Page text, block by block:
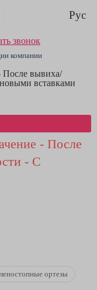
Рус
звонок
компании
После вывиха/
вставками
- После
- С
ортезы